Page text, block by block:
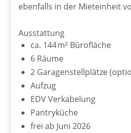
ebenfalls in der Mieteinheit
Ausstattung
ca. 144 m² Bürofläche
6 Räume
2 Garagenstellplätze
Aufzug
EDV Verkabelung
Pantryküche
frei ab Juni 2026